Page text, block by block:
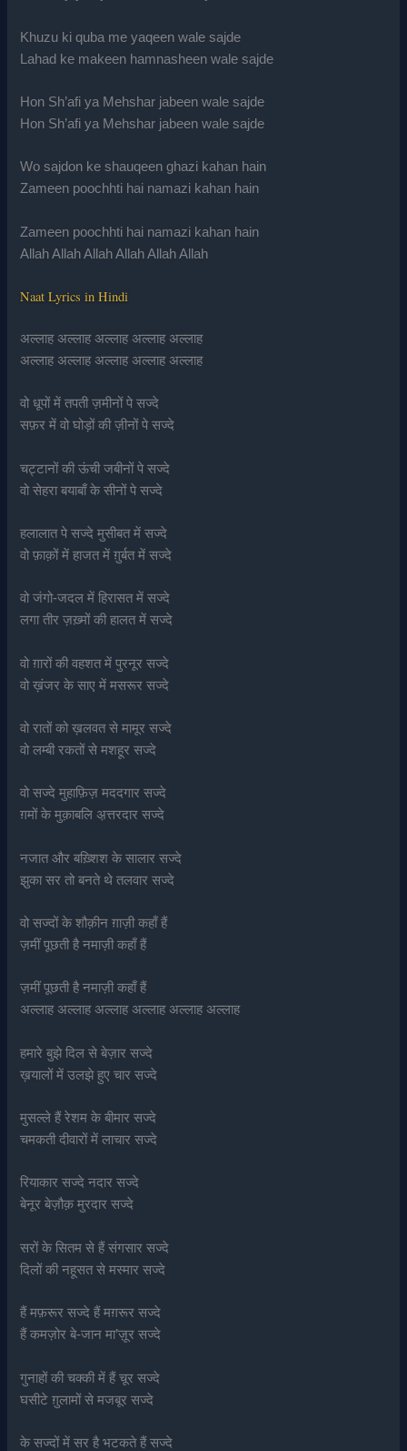
Khuzu ki quba me yaqeen wale sajde
Lahad ke makeen hamnasheen wale sajde
Hon Sh’afi ya Mehshar jabeen wale sajde
Hon Sh’afi ya Mehshar jabeen wale sajde
Wo sajdon ke shauqeen ghazi kahan hain
Zameen poochhti hai namazi kahan hain
Zameen poochhti hai namazi kahan hain
Allah Allah Allah Allah Allah Allah
Naat Lyrics in Hindi
अल्लाह अल्लाह अल्लाह अल्लाह अल्लाह
अल्लाह अल्लाह अल्लाह अल्लाह अल्लाह
वो धूपों में तपती ज़मीनों पे सज्दे
सफ़र में वो घोड़ों की ज़ीनों पे सज्दे
चट्टानों की ऊंची जबीनों पे सज्दे
वो सेहरा बयाबाँ के सीनों पे सज्दे
हलालात पे सज्दे मुसीबत में सज्दे
वो फ़ाक़ों में हाजत में ग़ुर्बत में सज्दे
वो जंगो-जदल में हिरासत में सज्दे
लगा तीर ज़ख़्मों की हालत में सज्दे
वो ग़ारों की वहशत में पुरनूर सज्दे
वो ख़ंजर के साए में मसरूर सज्दे
वो रातों को ख़लवत से मामूर सज्दे
वो लम्बी रकतों से मशहूर सज्दे
वो सज्दे मुहाफ़िज़ मददगार सज्दे
ग़मों के मुक़ाबलि अ़त्तरदार सज्दे
नजात और बख़्शिश के सालार सज्दे
झुका सर तो बनते थे तलवार सज्दे
वो सज्दों के शौक़ीन ग़ाज़ी कहाँ हैं
ज़मीं पूछती है नमाज़ी कहाँ हैं
ज़मीं पूछती है नमाज़ी कहाँ हैं
अल्लाह अल्लाह अल्लाह अल्लाह अल्लाह अल्लाह
हमारे बुझे दिल से बेज़ार सज्दे
ख़यालों में उलझे हुए चार सज्दे
मुसल्ले हैं रेशम के बीमार सज्दे
चमकती दीवारों में लाचार सज्दे
रियाकार सज्दे नदार सज्दे
बेनूर बेज़ौक़ मुरदार सज्दे
सरों के सितम से हैं संगसार सज्दे
दिलों की नहूसत से मस्मार सज्दे
हैं मफ़रूर सज्दे हैं मग़रूर सज्दे
हैं कमज़ोर बे-जान मा’ज़ूर सज्दे
गुनाहों की चक्की में हैं चूर सज्दे
घसीटे ग़ुलामों से मजबूर सज्दे
के सज्दों में सर है भटकते हैं सज्दे